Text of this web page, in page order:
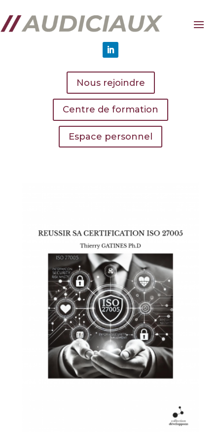
Nous rejoindre
Centre de formation
Espace personnel